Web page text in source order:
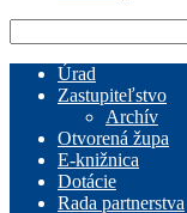
Úrad
Zastupiteľstvo
Archív
Otvorená župa
E-knižnica
Dotácie
Rada partnerstva